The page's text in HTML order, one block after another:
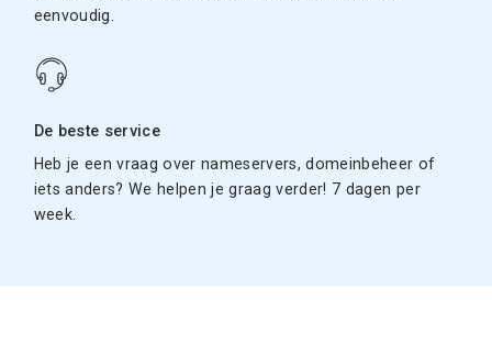
eenvoudig.
De beste service
Heb je een vraag over nameservers, domeinbeheer of
iets anders? We helpen je graag verder! 7 dagen per
week.